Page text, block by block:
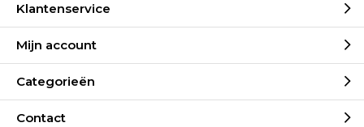
Klantenservice
Mijn account
Categorieën
Contact